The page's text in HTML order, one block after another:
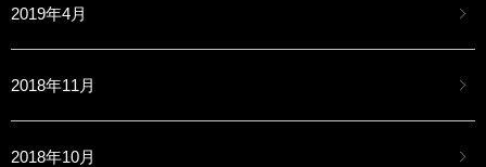
2019年4月
2018年11月
2018年10月